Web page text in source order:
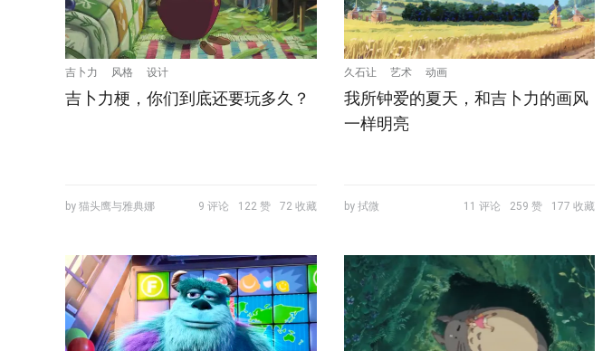
吉卜力 风格 设计
吉卜力梗，你们到底还要玩多久？
by 猫头鹰与雅典娜 9 评论 122 赞 72 收藏
久石让 艺术 动画
我所钟爱的夏天，和吉卜力的画风
一样明亮
by 拭微 11 评论 259 赞 177 收藏